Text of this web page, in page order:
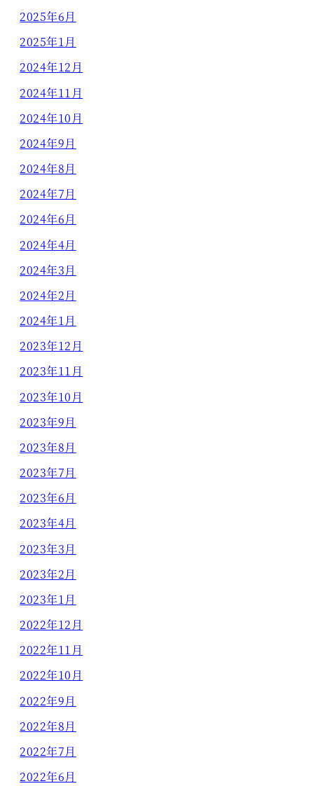
2025年6月
2025年1月
2024年12月
2024年11月
2024年10月
2024年9月
2024年8月
2024年7月
2024年6月
2024年4月
2024年3月
2024年2月
2024年1月
2023年12月
2023年11月
2023年10月
2023年9月
2023年8月
2023年7月
2023年6月
2023年4月
2023年3月
2023年2月
2023年1月
2022年12月
2022年11月
2022年10月
2022年9月
2022年8月
2022年7月
2022年6月